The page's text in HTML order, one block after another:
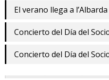
El verano llega a
Concierto del Día del
Concierto del Día del